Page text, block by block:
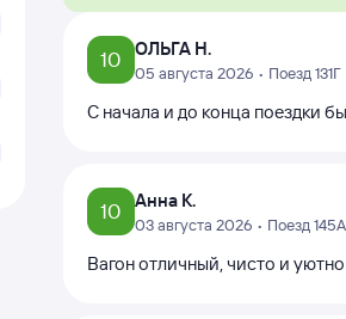
10 ОЛЬГА Н.
05 августа 2026 • Поезд 131Г
С начала и до конца поездки
10 Анна К.
03 августа 2026 • Поезд 145А
Вагон отличный, чисто и уютно